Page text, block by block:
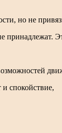
но не
спокойствие,